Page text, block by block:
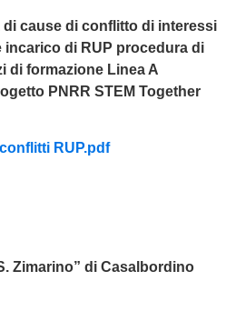
di cause di conflitto di interessi
di RUP procedura di
di formazione Linea A
PNRR STEM Together
RUP.pdf
Zimarino” di Casalbordino